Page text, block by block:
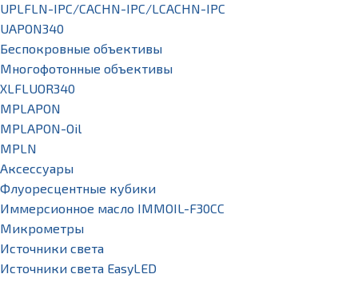
UPLFLN-IPC/CACHN-IPC/LCACHN-IPC
UAPON340
Беспокровные объективы
Многофотонные объективы
XLFLUOR340
MPLAPON
MPLAPON-Oil
MPLN
Аксессуары
Флуоресцентные кубики
Иммерсионное масло IMMOIL-F30CC
Микрометры
Источники света
Источники света EasyLED